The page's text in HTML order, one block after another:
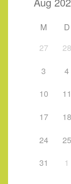
M D
27
28
3
4
10
11
17
18
24
25
31
1